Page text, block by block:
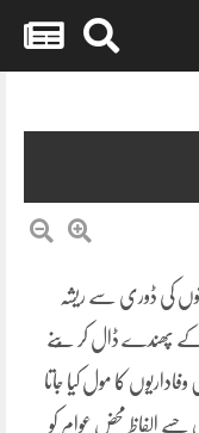
کی ڈوری سے ریشہ
کے پھندے ڈال کر بُنے
کا مول کیا جاتا
جسے الفاظ محض عوام کو